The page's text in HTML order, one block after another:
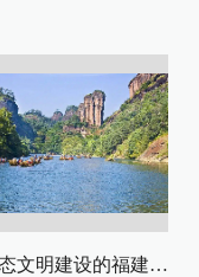
数字生态文明建设的福建路径与启示